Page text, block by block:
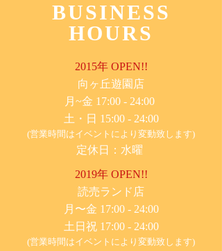
BUSINESS
HOURS
2015年 OPEN!!
​向ヶ丘遊園店
月~金 17:00 - 24:00
土・日 15:00 - 24:00
(営業時間はイベントにより変動致します)
定休日：水曜
2019年 OPEN!!
​読売ランド店
月〜金 17:00 - 24:00
土日祝 17:00 - 24:00
(営業時間はイベントにより変動致します)